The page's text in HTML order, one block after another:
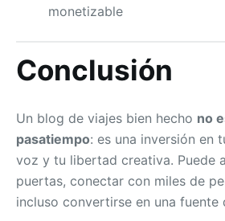
monetizable
Conclusión
Un blog de viajes bien hecho no
pasatiempo: es una inversión en
voz y tu libertad creativa. Puede
puertas, conectar con miles de
incluso convertirse en una fuente